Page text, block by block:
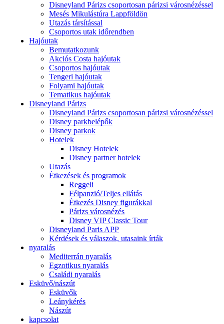
Disneyland Párizs csoportosan párizsi városnézéssel
Mesés Mikulástúra Lappföldön
Utazás társítással
Csoportos utak időrendben
Hajóutak
Bemutatkozunk
Akciós Costa hajóutak
Csoportos hajóutak
Tengeri hajóutak
Folyami hajóutak
Tematikus hajóutak
Disneyland Párizs
Disneyland Párizs csoportosan párizsi városnézéssel
Disney parkbelépők
Disney parkok
Hotelek
Disney Hotelek
Disney partner hotelek
Utazás
Étkezések és programok
Reggeli
Félpanzió/Teljes ellátás
Étkezés Disney figurákkal
Párizs városnézés
Disney VIP Classic Tour
Disneyland Paris APP
Kérdések és válaszok, utasaink írták
nyaralás
Mediterrán nyaralás
Egzotikus nyaralás
Családi nyaralás
Esküvő/nászút
Esküvők
Leánykérés
Nászút
kapcsolat